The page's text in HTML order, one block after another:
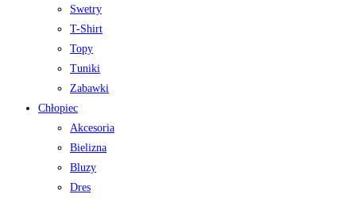
Swetry
T-Shirt
Topy
Tuniki
Zabawki
Chłopiec
Akcesoria
Bielizna
Bluzy
Dres